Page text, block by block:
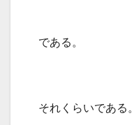
である。
それくらいである。